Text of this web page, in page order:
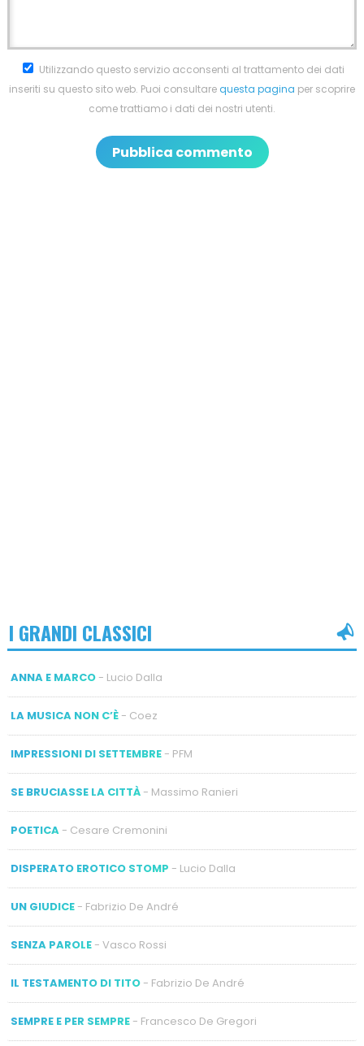
Utilizzando questo servizio acconsenti al trattamento dei dati
inseriti su questo sito web. Puoi consultarequesta pagina per scoprire
come trattiamo i dati dei nostri utenti.
I GRANDI CLASSICI
ANNA E MARCO- Lucio Dalla
LA MUSICA NON C’È- Coez
IMPRESSIONI DI SETTEMBRE- PFM
SE BRUCIASSE LA CITTÀ- Massimo Ranieri
POETICA- Cesare Cremonini
DISPERATO EROTICO STOMP - Lucio Dalla
UN GIUDICE- Fabrizio De André
SENZA PAROLE- Vasco Rossi
IL TESTAMENTO DI TITO- Fabrizio De André
SEMPRE E PER SEMPRE- Francesco De Gregori